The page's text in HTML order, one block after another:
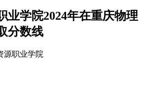
业学院2024年在重庆物理
分数线
源职业学院